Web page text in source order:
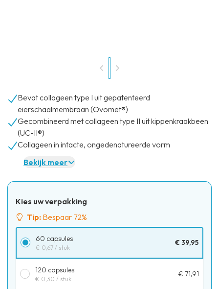
Bevat collageen type I uit gepatenteerd
eierschaalmembraan (Ovomet®)
Gecombineerd met collageen type II uit kippenkraakbeen
(UC-II®)
Collageen in intacte, ongedenatureerde vorm
Bekijk meer
Kies uw verpakking
Tip: Bespaar 72%
60 capsules
€ 0,67 / stuk
€ 39,95
120 capsules
€ 0,30 / stuk
€ 71,91